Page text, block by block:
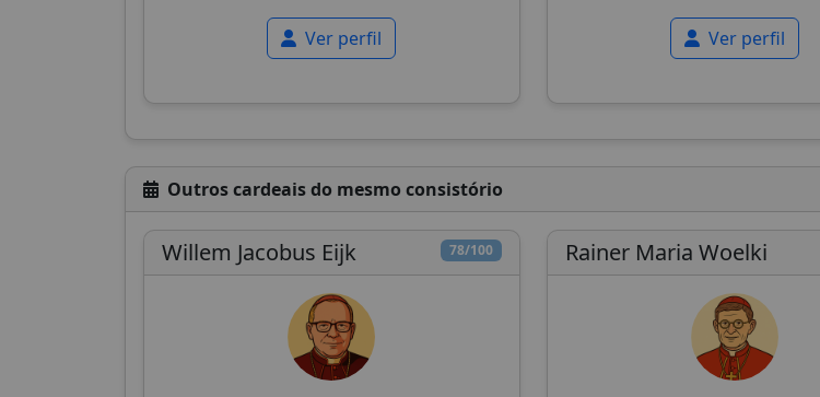
Ver perfil Ver perfil
Outros cardeais do mesmo consistório
78/100
Willem Jacobus Eijk Rainer Maria Woelki